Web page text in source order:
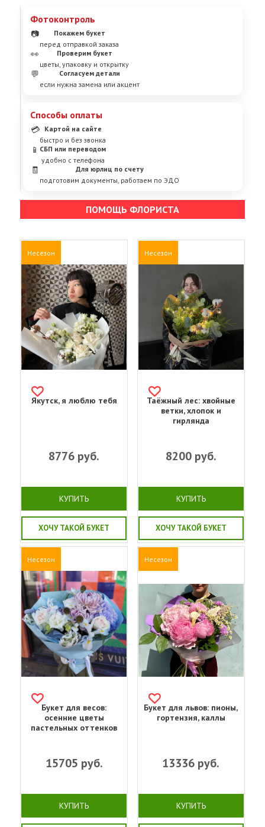
Фотоконтроль
📷
Покажем букет
перед отправкой заказа
👀
Проверим букет
цветы, упаковку и открытку
💬
Согласуем детали
если нужна замена или акцент
Способы оплаты
💳
Картой на сайте
быстро и без звонка
📱 СБП или переводом
удобно с телефона
🧾
Для юрлиц по счету
подготовим документы, работаем по ЭДО
ПОМОЩЬ ФЛОРИСТА
Несезон
Якутск, я люблю тебя
8776 руб.
КУПИТЬ
ХОЧУ ТАКОЙ БУКЕТ
Несезон
Таёжный лес: хвойные
ветки, хлопок и
гирлянда
8200руб.
КУПИТЬ
ХОЧУ ТАКОЙ БУКЕТ
Несезон
Букет для весов:
осенние цветы
пастельных оттенков
15705 руб.
КУПИТЬ
Несезон
Букет для львов: пионы,
гортензия, каллы
13336 руб.
КУПИТЬ